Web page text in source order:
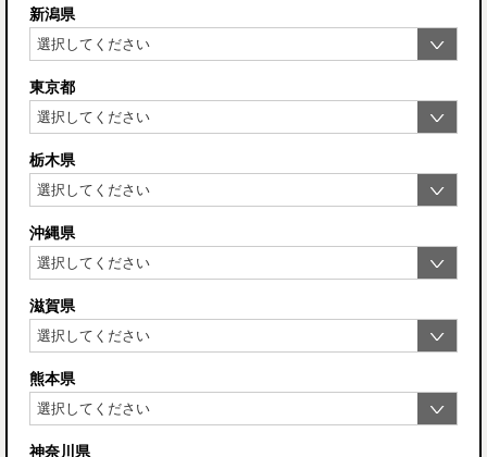
新潟県
東京都
栃木県
沖縄県
滋賀県
熊本県
神奈川県